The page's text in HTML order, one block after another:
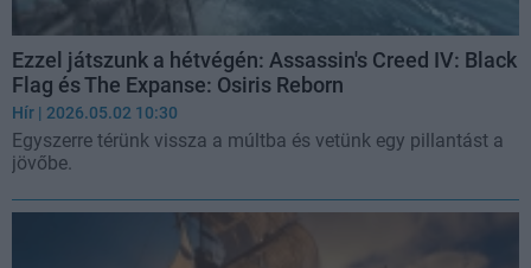
Ezzel játszunk a hétvégén: Assassin's Creed IV: Black
Flag és The Expanse: Osiris Reborn
Hír | 2026.05.02 10:30
Egyszerre térünk vissza a múltba és vetünk egy pillantást a
jövőbe.